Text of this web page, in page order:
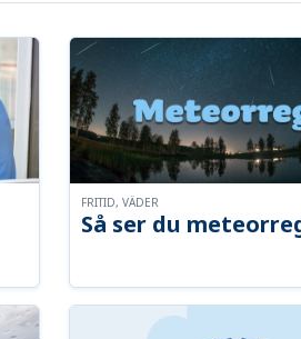
Så ser du
FRITID, VÄDER